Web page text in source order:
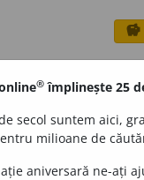
savings
® împlinește 25
secol suntem aici,
milioane de
aniversară ne-ați